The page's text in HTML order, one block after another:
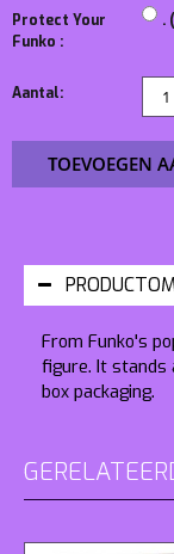
Protect Your
Funko :
.
Aantal:
TOEVOEGEN
From Funko's
figure. It stands
box packaging.